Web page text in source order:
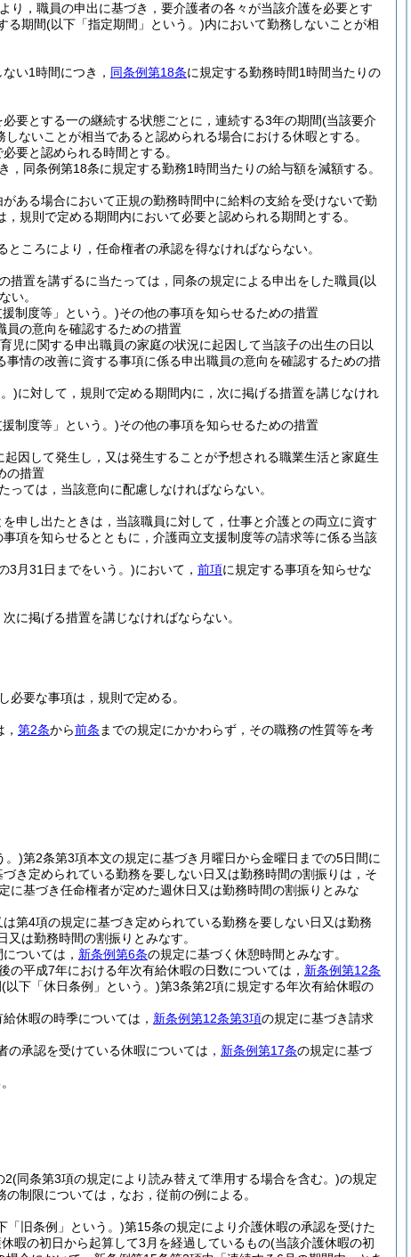
り，職員の申出に基づき，要介護者の各々が当該介護を必要とす
る期間(以下「指定期間」という。)内において勤務しないことが相
い1時間につき， 同条例第18条に規定する勤務時間1時間当たりの
要とする一の継続する状態ごとに，連続する3年の期間(当該要介
ないことが相当であると認められる場合における休暇とする。
要と認められる時間とする。
同条例第18条に規定する勤務1時間当たりの給与額を減額する。
ある場合において正規の勤務時間中に給料の支給を受けないで勤
規則で定める期間内において必要と認められる期間とする。
ころにより，任命権者の承認を得なければならない。
措置を講ずるに当たっては，同条の規定による申出をした職員(以
い。
制度等」という。)その他の事項を知らせるための措置
員の意向を確認するための措置
児に関する申出職員の家庭の状況に起因して当該子の出生の日以
情の改善に資する事項に係る申出職員の意向を確認するための措
)に対して，規則で定める期間内に，次に掲げる措置を講じなけれ
制度等」という。)その他の事項を知らせるための措置
因して発生し，又は発生することが予想される職業生活と家庭生
の措置
ては，当該意向に配慮しなければならない。
申し出たときは，当該職員に対して，仕事と介護との両立に資す
事項を知らせるとともに，介護両立支援制度等の請求等に係る当該
3月31日までをいう。)において， 前項に規定する事項を知らせな
に掲げる措置を講じなければならない。
必要な事項は，規則で定める。
第2条から前条 までの規定にかかわらず，その職務の性質等を考
。)第2条第3項本文の規定に基づき月曜日から金曜日までの5日間に
き定められている勤務を要しない日又は勤務時間の割振りは，そ
に基づき任命権者が定めた週休日又は勤務時間の割振りとみな
第4項の規定に基づき定められている勤務を要しない日又は勤務
は勤務時間の割振りとみなす。
ついては， 新条例第6条の規定に基づく休憩時間とみなす。
の平成7年における年次有給休暇の日数については， 新条例第12条
(以下「休日条例」という。)第3条第2項に規定する年次有給休暇の
休暇の時季については， 新条例第12条第3項の規定に基づき請求
承認を受けている休暇については， 新条例第17条の規定に基づ
2(同条第3項の規定により読み替えて準用する場合を含む。)の規定
制限については，なお，従前の例による。
「旧条例」という。)第15条の規定により介護休暇の承認を受けた
暇の初日から起算して3月を経過しているもの(当該介護休暇の初